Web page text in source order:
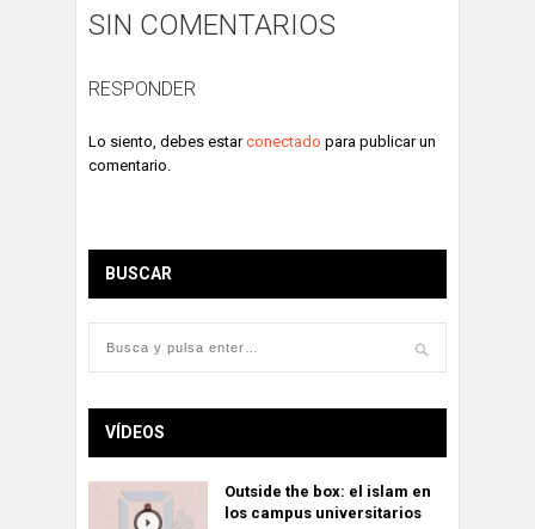
SIN COMENTARIOS
RESPONDER
Lo siento, debes estarconectado para publicar un
comentario.
BUSCAR
VÍDEOS
Outside the box: el islam en
los campus universitarios